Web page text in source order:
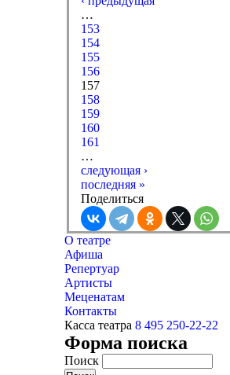
…
153
154
155
156
157
158
159
160
161
…
следующая ›
последняя »
Поделиться
О театре
Афиша
Репертуар
Артисты
Меценатам
Контакты
Касса театра 8 495 250-22-22
Форма поиска
Поиск